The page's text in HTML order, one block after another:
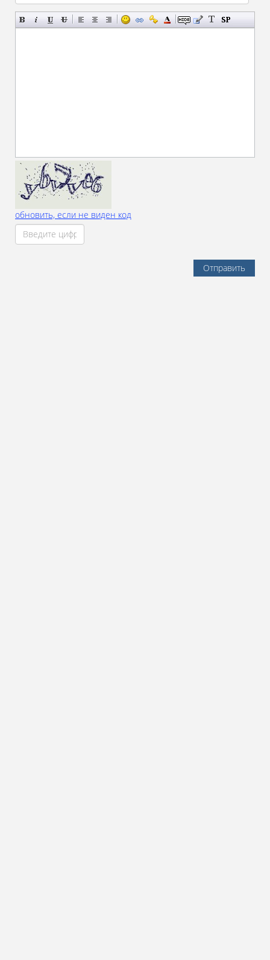
обновить, если не виден код
Отправить